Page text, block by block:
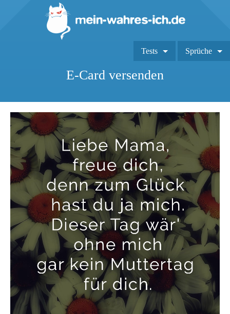
Tests Sprüche
E-Card versenden